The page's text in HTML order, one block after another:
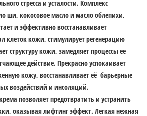
стресса и усталости. Комплекс
ши, кокосовое масло и масло облепихи,
и эффективно восстанавливает
клеток кожи, стимулирует регенерацию
структуру кожи, замедляет процессы ее
действие. Прекрасно успокаивает
кожу, восстанавливает её барьерные
воздействий и инсоляций.
позволяет предотвратить и устранить
оказывая лифтинг эффект. Легкая нежная